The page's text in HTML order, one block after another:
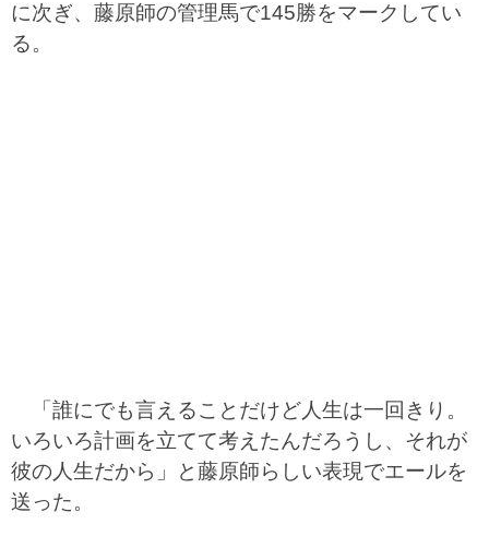
に次ぎ、藤原師の管理馬で145勝をマークしてい
る。
「誰にでも言えることだけど人生は一回きり。
いろいろ計画を立てて考えたんだろうし、それが
彼の人生だから」と藤原師らしい表現でエールを
送った。